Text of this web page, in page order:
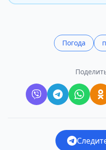
Погода